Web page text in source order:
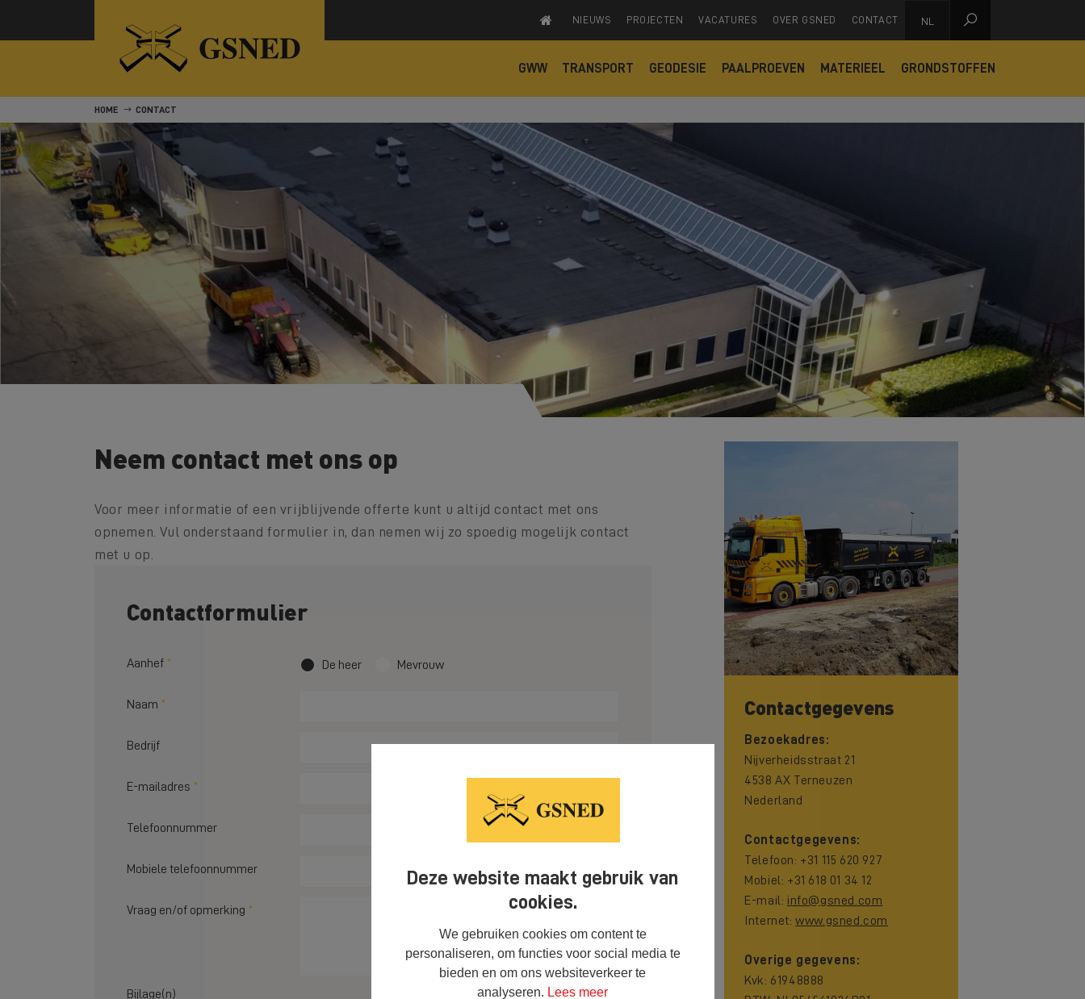
Deze website maakt gebruik van
cookies.
We gebruiken cookies om content te
personaliseren, om functies voor social media te
bieden en om ons websiteverkeer te
analyseren. Lees meer
NIEUWS PROJECTEN VACATURES OVER GSNED CONTACT NL 
GWW TRANSPORT GEODESIE PAALPROEVEN MATERIEEL GRONDSTOFFEN
HOME CONTACT
Neem contact met ons op
Voor meer informatie of een vrijblijvende offerte kunt u altijd contact met ons
opnemen. Vul onderstaand formulier in, dan nemen wij zo spoedig mogelijk contact
met u op.
Contactformulier
Aanhef De heer Mevrouw
Naam
Bedrijf
E-mailadres
Telefoonnummer
Mobiele telefoonnummer
Vraag en/of opmerking
Bijlage(n)
Contactgegevens
Bezoekadres:
Nijverheidsstraat 21
4538 AX Terneuzen
Nederland
Contactgegevens:
Telefoon: +31 115 620 927
Mobiel: +31 618 01 34 12
E-mail: info@gsned.com
Internet:www.gsned.com
Overige gegevens:
Kvk: 61948888